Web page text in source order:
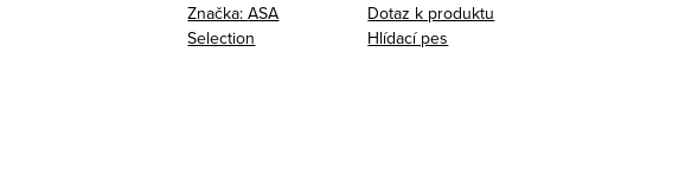
Značka:ASA
Selection
Dotaz k produktu
Hlídací pes